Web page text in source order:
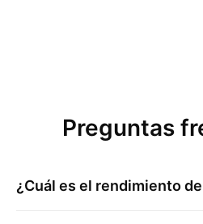
Preguntas
¿Cuál es el rendimiento de